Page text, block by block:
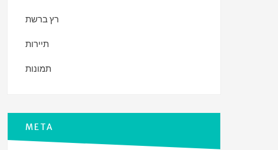
רץ ברשת
תיירות
תמונות
META